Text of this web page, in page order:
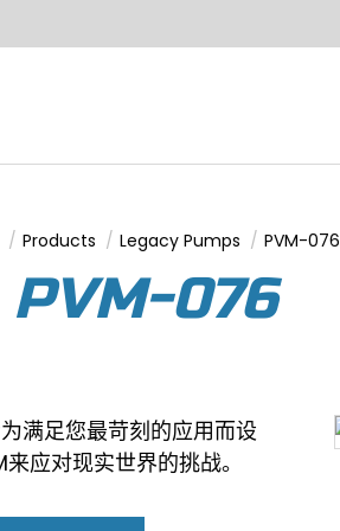
here:
Products Legacy Pumps PVM-076
PVM-076
满足您最苛刻的应用而设
应对现实世界的挑战。